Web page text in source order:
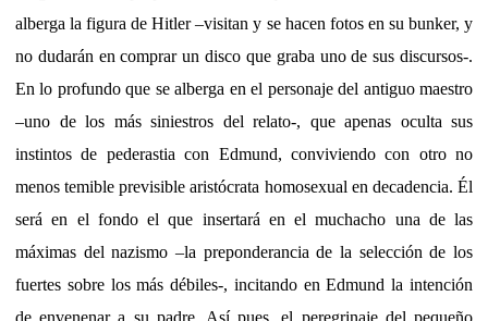
alberga la figura de Hitler –visitan y se hacen fotos en su bunker, y
no dudarán en comprar un disco que graba uno de sus discursos-.
En lo profundo que se alberga en el personaje del antiguo maestro
–uno de los más siniestros del relato-, que apenas oculta sus
instintos de pederastia con Edmund, conviviendo con otro no
menos temible previsible aristócrata homosexual en decadencia. Él
será en el fondo el que insertará en el muchacho una de las
máximas del nazismo –la preponderancia de la selección de los
fuertes sobre los más débiles-, incitando en Edmund la intención
de envenenar a su padre. Así pues, el peregrinaje del pequeño